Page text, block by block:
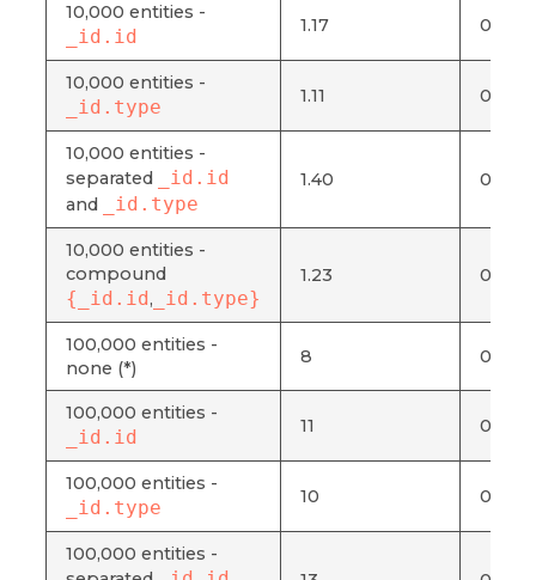
10,000 entities -
_id.id 1.17 0.006
10,000 entities -
_id.type 1.11 0.005
10,000 entities -
separated
_id.id
and _id.type
1.40 0.007
10,000 entities -
compound
{_id.id, _id.type}
1.23 0.006
100,000 entities -
none (*)
8 0.041
100,000 entities -
_id.id 11 0.057
100,000 entities -
_id.type 10 0.052
100,000 entities -